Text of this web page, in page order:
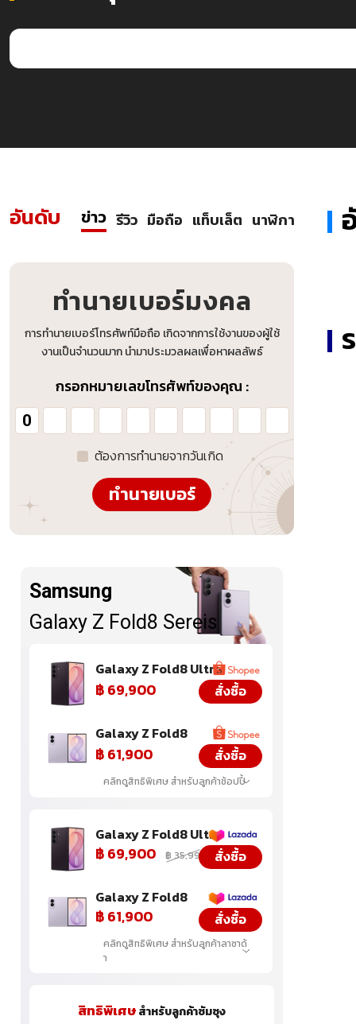
อันดับ ข่าว รีวิว มือถือ แท็บเล็ต นาฬิกา
ทำนายเบอร์มงคล
การทำนายเบอร์โทรศัพท์มือถือ เกิดจากการใช้งานของผู้ใช้
งานเป็นจำนวนมาก นำมาประมวลผลเพื่อหาผลลัพธ์
กรอกหมายเลขโทรศัพท์ของคุณ :
ต้องการทำนายจากวันเกิด
ทำนายเบอร์
Samsung
Galaxy Z Fold8 Sereis
Galaxy Z Fold8 Ultra
฿ 69,900 สั่งซื้อ
Galaxy Z Fold8
฿ 61,900 สั่งซื้อ
คลิกดูสิทธิพิเศษ สำหรับลูกค้าช้อปปี้
Galaxy Z Fold8 Ultra
฿ 69,900 ฿ 35,999 สั่งซื้อ
Galaxy Z Fold8
฿ 61,900 สั่งซื้อ
คลิกดูสิทธิพิเศษ สำหรับลูกค้าลาซาด้
า
สิทธิพิเศษสำหรับลูกค้าซัมซุง